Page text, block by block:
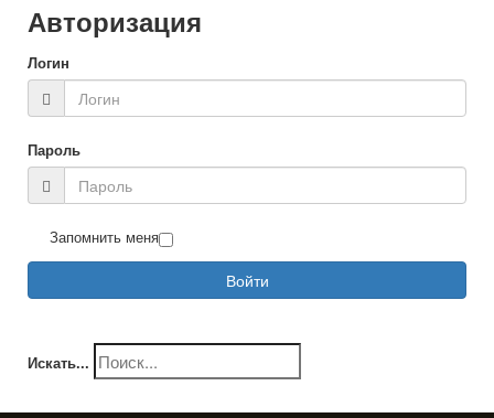
Авторизация
Логин
Пароль
Запомнить меня
Войти
Искать...